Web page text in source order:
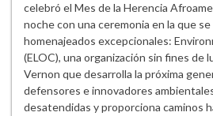
celebró el Mes de la Herencia
noche con una ceremonia en la que
homenajeados excepcionales:
(ELOC), una organización sin fines de
Vernon que desarrolla la próxima
defensores e innovadores
desatendidas y proporciona caminos